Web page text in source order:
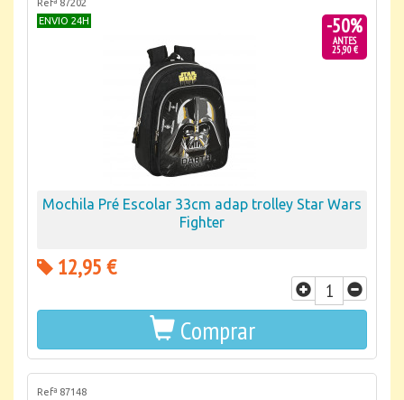
Refª 87202
ENVIO 24H
-50%
ANTES
25,90 €
Mochila Pré Escolar 33cm adap trolley Star Wars
Fighter
12,95 €
Comprar
Refª 87148